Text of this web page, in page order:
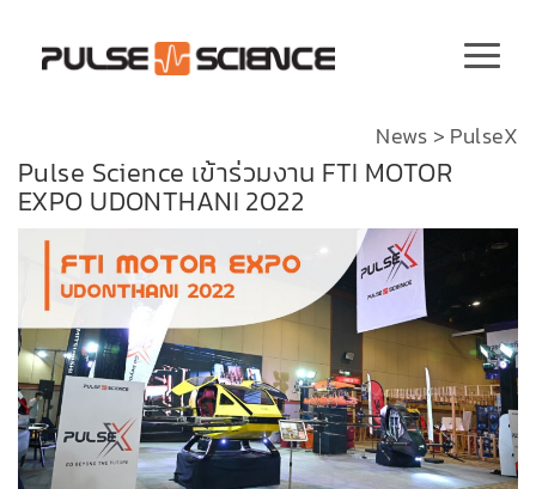
News > PulseX
Pulse Science เข้าร่วมงาน FTI MOTOR
EXPO UDONTHANI 2022